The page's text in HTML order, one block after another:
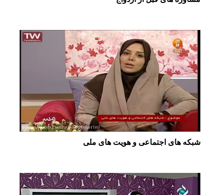
شبکه های اجتماعی و هویت های ملی